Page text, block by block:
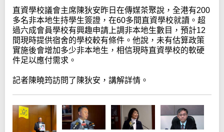
直資學校議會主席陳狄安昨日在傳媒茶聚說，全港有200
多名非本地生持學生簽證，在60多間直資學校就讀。超
過六成會員學校有興趣申請上調非本地生數目，預計12
間現時提供宿舍的學校較有條件。他說，未有估算政策
實施後會增加多少非本地生，相信現時直資學校的軟硬
件足以應付需求。
記者陳曉筠訪問了陳狄安，講解詳情。